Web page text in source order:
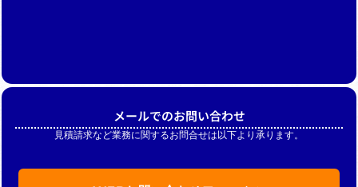
メールでのお問い合わせ
見積請求など業務に関するお問合せは以下より承ります。